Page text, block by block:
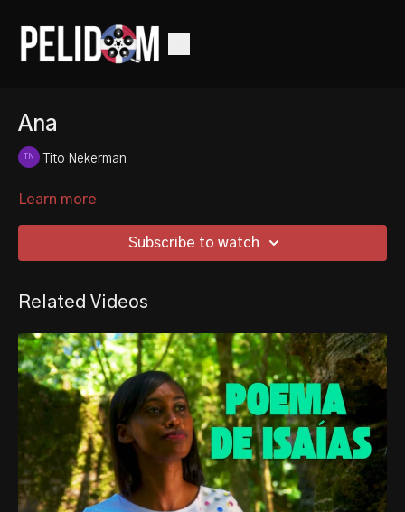
Ana
Tito Nekerman
Learn more
Subscribe to watch
Related Videos